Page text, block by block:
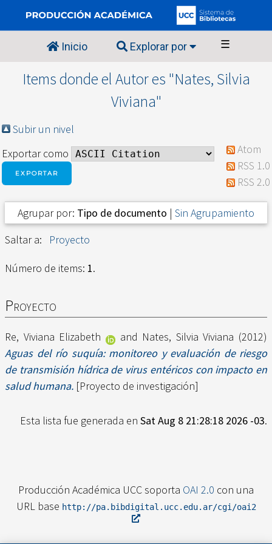
Inicio Explorar por ☰
Items donde el Autor es "Nates, Silvia
Viviana"
Subir un nivel
Exportar como
Atom
RSS 1.0
RSS 2.0
Agrupar por: Tipo de documento | Sin Agrupamiento
Saltar a:
Proyecto
Número de items: 1.
Proyecto
Re, Viviana Elizabeth and Nates, Silvia Viviana (2012)
Aguas del río suquía: monitoreo y evaluación de riesgo
de transmisión hídrica de virus entéricos con impacto en
salud humana. [Proyecto de investigación]
Esta lista fue generada en Sat Aug 8 21:28:18 2026 -03.
Producción Académica UCC soporta OAI 2.0 con una
URL base http://pa.bibdigital.ucc.edu.ar/cgi/oai2